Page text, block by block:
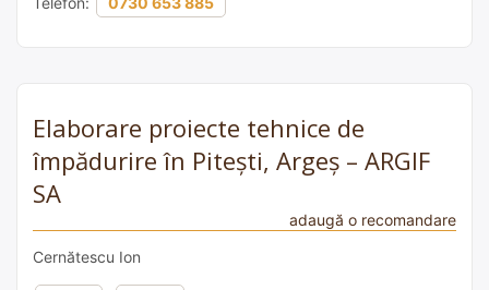
Elaborare proiecte tehnice de
împădurire în Piteşti, Argeş – ARGIF
SA
adaugă o recomandare
Cernătescu Ion